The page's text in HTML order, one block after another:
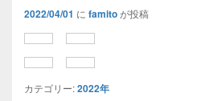
2022/04/01 に famitoが投稿
カテゴリー:2022年